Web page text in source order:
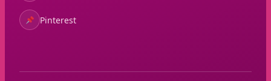
Pinterest